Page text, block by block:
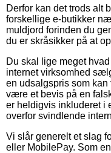
Derfor kan det trods alt
forskellige e-butikker
muldjord forinden du
du er skråsikker på at
Du skal lige meget
internet virksomhed
en udsalgspris som
være et bevis på en
er heldigvis inkluderet i
overfor svindlende
Vi slår generelt et slag
eller MobilePay. Som